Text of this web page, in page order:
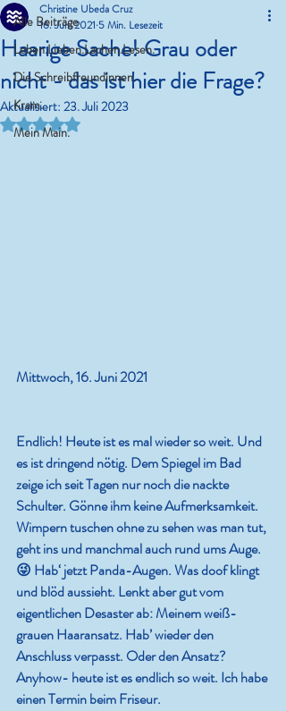
Alle Beiträge
Leben.Lieben.Lachen.Lesen.
Die Schreibfreundinnen.
Kram.
Mein Main.
Haarige Sache! Grau oder
nicht - das ist hier die Frage?
Christine Ubeda Cruz
16. Juni 2021 5 Min. Lesezeit
Aktualisiert: 23. Juli 2023
Mit NaN von 5 Sternen bewertet.
Mittwoch, 16. Juni 2021
Endlich! Heute ist es mal wieder so weit. Und
es ist dringend nötig. Dem Spiegel im Bad
zeige ich seit Tagen nur noch die nackte
Schulter. Gönne ihm keine Aufmerksamkeit.
Wimpern tuschen ohne zu sehen was man tut,
geht ins und manchmal auch rund ums Auge.
😜 Hab‘ jetzt Panda-Augen. Was doof klingt
und blöd aussieht. Lenkt aber gut vom
eigentlichen Desaster ab: Meinem weiß-
grauen Haaransatz. Hab’ wieder den
Anschluss verpasst. Oder den Ansatz?
Anyhow- heute ist es endlich so weit. Ich habe
einen Termin beim Friseur.